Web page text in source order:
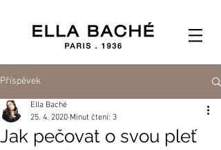
Příspěvek
Jak pečovat o svou pleť
Ella Baché
25. 4. 2020 Minut čtení: 3